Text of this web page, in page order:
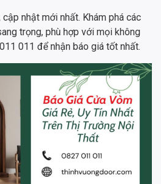
nhật mới nhất. Khám phá các
trọng, phù hợp với mọi không
011 để nhận báo giá tốt nhất.